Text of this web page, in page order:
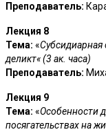
Преподаватель:
Лекция 8
Тема: «Субсидиарная
деликт«(3 ак. часа)
Преподаватель:
Лекция 9
Тема: «Особенности
посягательствах на